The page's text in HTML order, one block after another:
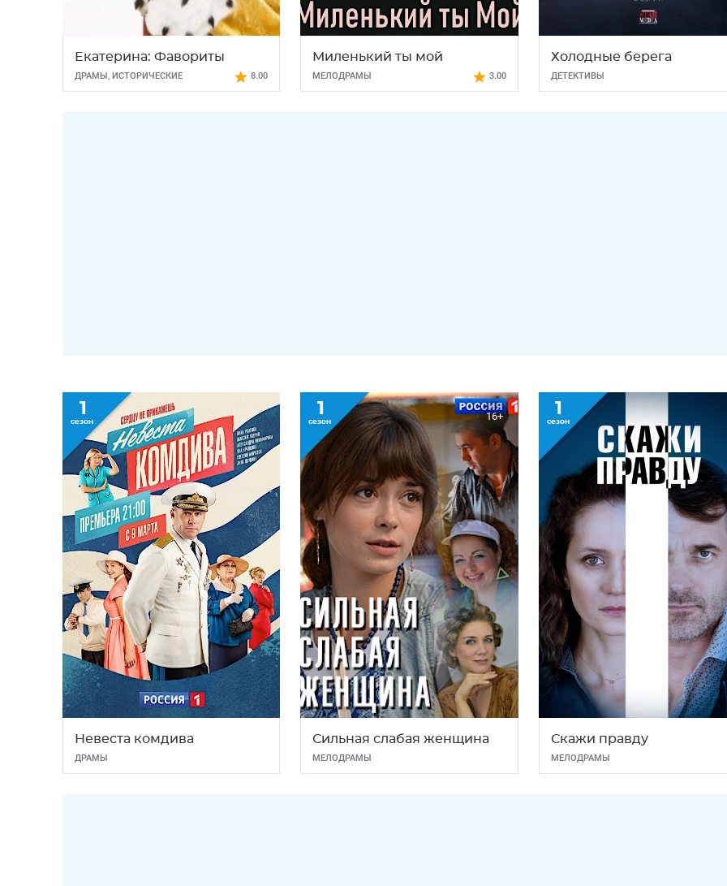
Екатерина: Фавориты
ДРАМЫ , ИСТОРИЧЕСКИЕ 8.00
Миленький ты мой
МЕЛОДРАМЫ 3.00
Холодные берега
ДЕТЕКТИВЫ
1
сезон
Невеста комдива
ДРАМЫ
1
сезон 16+
Сильная слабая женщина
МЕЛОДРАМЫ
1
сезон
Скажи правду
МЕЛОДРАМЫ